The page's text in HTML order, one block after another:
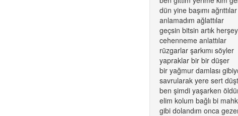
dün yine başımı ağrıttılar
anlamadım ağlattılar
geçsin bitsin artık herşey
cehenneme anlattılar
rüzgarlar şarkımı söyler
yapraklar bir bir düşer
bir yağmur damlası
savrularak yere sert
ben şimdi yaşarken
elim kolum bağlı bi
gibi dolandım onca